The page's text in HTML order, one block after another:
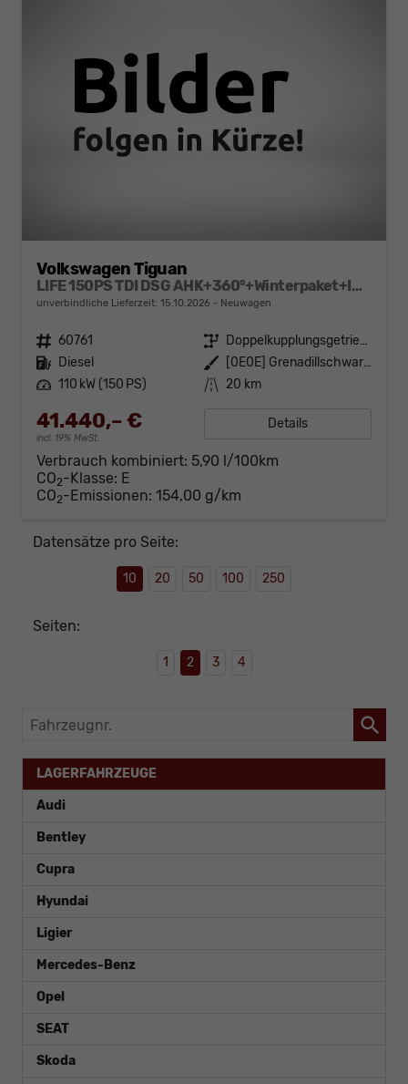
Volkswagen Tiguan
LIFE 150PS TDI DSG AHK+360°+Winterpaket+IQ.Drive+Alarm+ACC+App-Connect
unverbindliche Lieferzeit: 15.10.2026 Neuwagen
Fahrzeugnr. 60761 Getriebe
Doppelkupplungsgetriebe (DSG)
Kraftstoff Diesel Außenfarbe
[0E0E] Grenadillschwarz Metallic
Leistung 110 kW (150 PS) Kilometerstand 20 km
41.440,– €
incl. 19% MwSt.
Details
Verbrauch kombiniert: 5,90 l/100km
CO2-Klasse: E
CO2-Emissionen: 154,00 g/km
Datensätze pro Seite:
10 20 50 100 250
Seiten:
1 2 3 4
Fahrzeugnr.
LAGERFAHRZEUGE
Audi
Bentley
Cupra
Hyundai
Ligier
Mercedes-Benz
Opel
SEAT
Skoda